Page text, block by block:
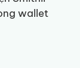
wallet